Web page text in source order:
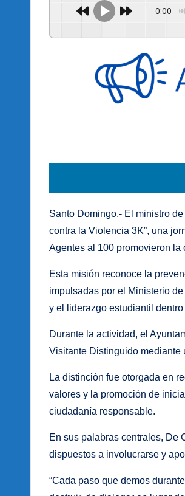
0:00
Santo Domingo.- El ministro
contra la Violencia 3K”, una
Agentes al 100 promovieron
Esta misión reconoce la
impulsadas por el Ministerio
y el liderazgo estudiantil
Durante la actividad, el
Visitante Distinguido mediante
La distinción fue otorgada en
valores y la promoción de
ciudadanía responsable.
En sus palabras centrales, De
dispuestos a involucrarse y
“Cada paso que demos